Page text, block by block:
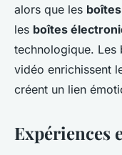
alors que les
les boîtes
technologique. Les
vidéo enrichissent
créent un lien
Expériences